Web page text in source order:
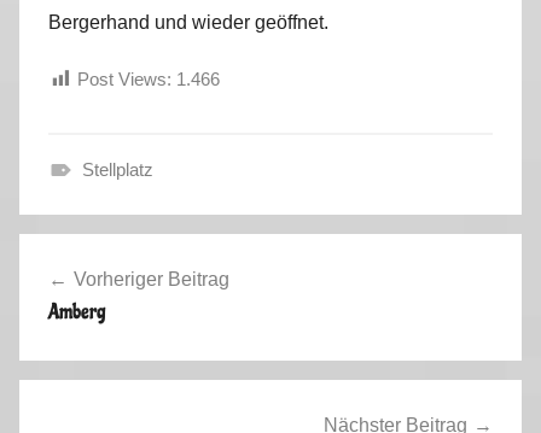
Bergerhand und wieder geöffnet.
Post Views: 1.466
l
e
m
Stellplatz
Vorheriger Beitrag
Amberg
Nächster Beitrag